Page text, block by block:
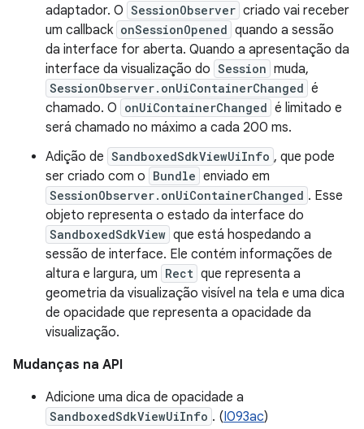
adaptador. O SessionObserver criado vai receber
um callback onSessionOpened quando a sessão
da interface for aberta. Quando a apresentação da
interface da visualização do Session muda,
SessionObserver.onUiContainerChanged é
chamado. O onUiContainerChanged é limitado e
será chamado no máximo a cada 200 ms.
Adição de SandboxedSdkViewUiInfo , que pode
ser criado com o Bundle enviado em
SessionObserver.onUiContainerChanged . Esse
objeto representa o estado da interface do
SandboxedSdkView que está hospedando a
sessão de interface. Ele contém informações de
altura e largura, um Rect que representa a
geometria da visualização visível na tela e uma dica
de opacidade que representa a opacidade da
visualização.
Mudanças na API
Adicione uma dica de opacidade a
SandboxedSdkViewUiInfo . (I093ac)